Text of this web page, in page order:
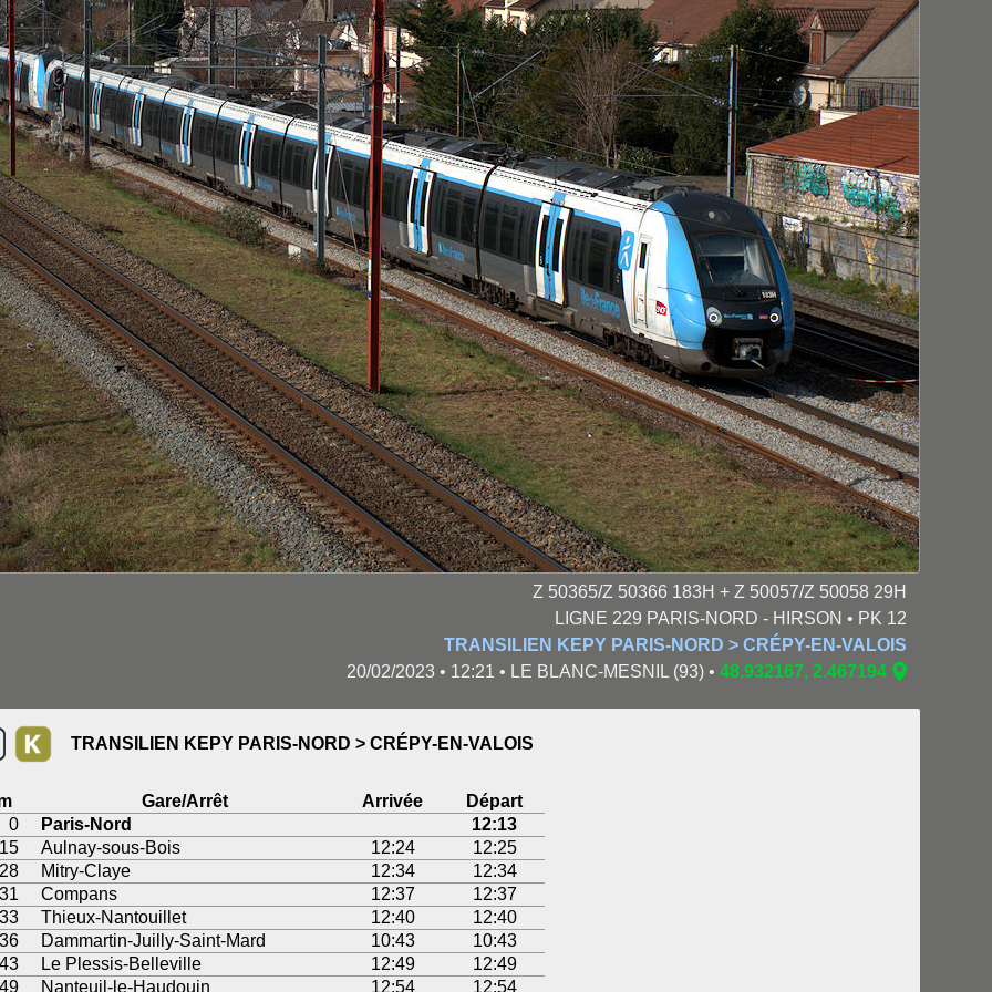
Z 50365/Z 50366 183H + Z 50057/Z 50058 29H
LIGNE 229 PARIS-NORD - HIRSON • PK 12
TRANSILIEN KEPY PARIS-NORD > CRÉPY-EN-VALOIS
20/02/2023 • 12:21 • LE BLANC-MESNIL (93) • 48.932167, 2.467194
TRANSILIEN KEPY PARIS-NORD > CRÉPY-EN-VALOIS
Gare/Arrêt Arrivée
Départ
0
Paris-Nord
12:13
Aulnay-sous-Bois 12:24
12:25
Mitry-Claye 12:34
12:34
Compans 12:37
12:37
Thieux-Nantouillet 12:40
12:40
Dammartin-Juilly-Saint-Mard 10:43
10:43
Le Plessis-Belleville 12:49
12:49
Nanteuil-le-Haudouin 12:54 12:54